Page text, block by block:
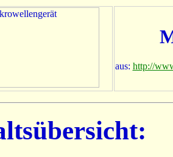
aus: http://